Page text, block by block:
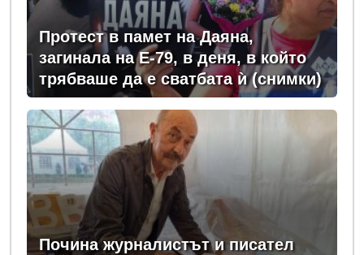
Протест в памет на Даяна,
загинала на Е-79, в деня, в който
трябваше да е сватбата ѝ (снимки)
Почина журналистът и писател